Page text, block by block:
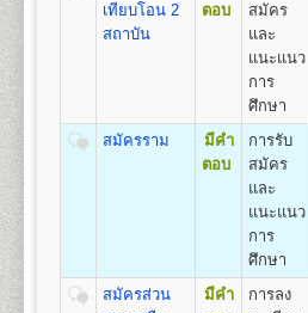
หน่วยกิต
ชื่อปริญญา ศิลปกรรมศาสตรบัณฑิ
Fine and Applied Arts(B.F.A.)
1.สาขาวิชานาฏกรรมไทย
2.สาขาวิชาดนตรีไทย
3.สาขาวิชาดนตรีไทยสมัยนิยม
หลักสูตร
หน่วยกิต
1.หลักสูตร 6 ปี สำหรับผู้ที่จบมัธย
7 350 500 800
500 800
800
800
เทียบโอน 2
สถาบัน
ตอบ
สมัคร
และ
แนะแนว
การ
ศึกษา
สมัครราม
มีคำ
ตอบ
การรับ
สมัคร
และ
แนะแนว
การ
ศึกษา
สมัครส่วน
มีคำ
การลง